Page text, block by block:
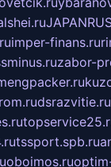
imper-finans.ru
zabor-
dsrazvitie.ru
tssport.spb.ru
oboimos.ru